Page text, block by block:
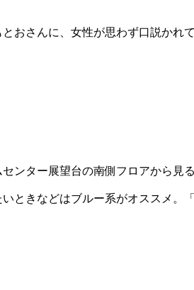
おさんに、女性が思わず口説かれ
ンター展望台の南側フロアから見
ときなどはブルー系がオススメ。